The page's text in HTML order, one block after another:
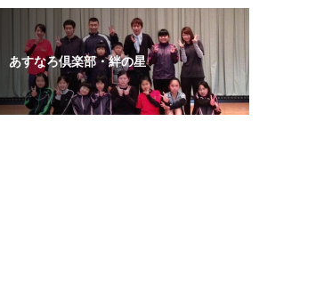
あすなろ倶楽部・絆の星